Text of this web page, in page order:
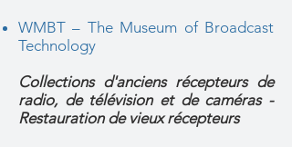
WMBT – The Museum of Broadcast
Technology
Collections d'anciens récepteurs de
radio, de télévision et de caméras -
Restauration de vieux récepteurs